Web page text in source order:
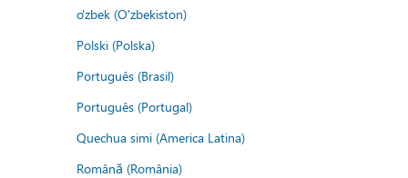
o'zbek (O'zbekiston)
Polski (Polska)
Português (Brasil)
Português (Portugal)
Quechua simi (America Latina)
Română (România)